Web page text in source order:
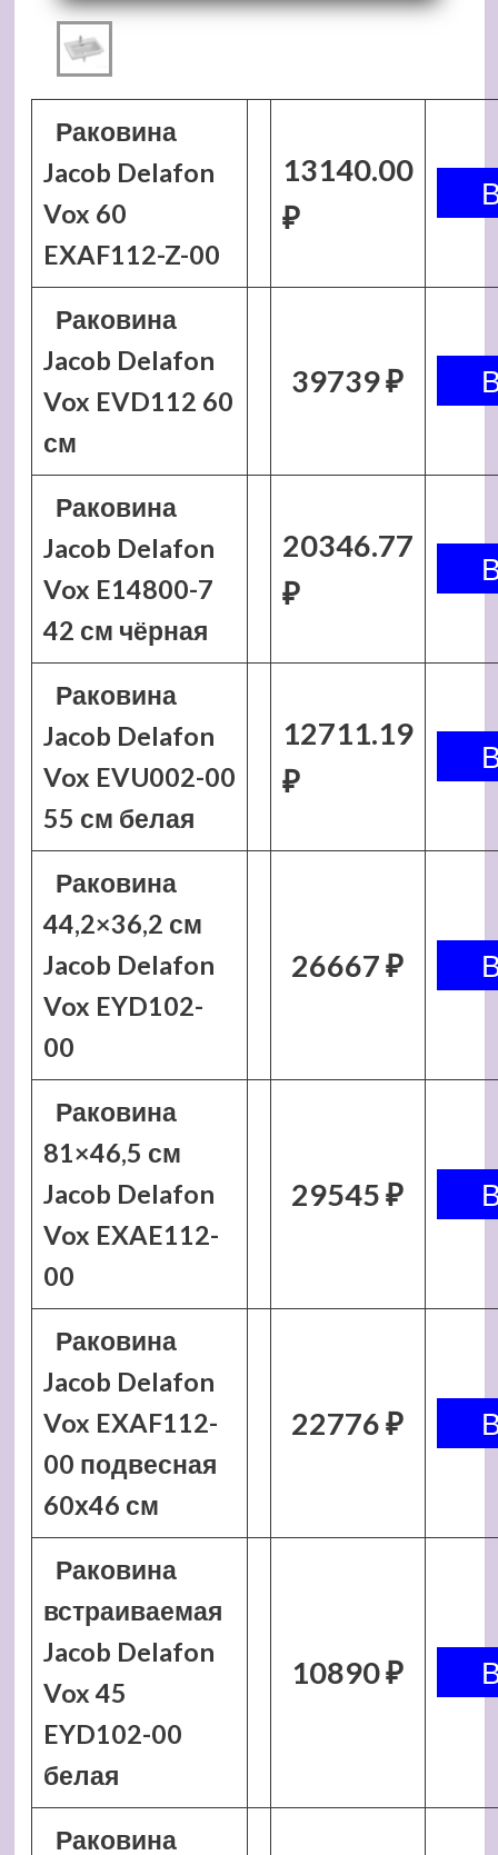
Раковина
Jacob Delafon
Vox 60
EXAF112-Z-00
13140.00
₽
Раковина
Jacob Delafon
Vox EVD112 60
см
39739 ₽
Раковина
Jacob Delafon
Vox E14800-7
42 см чёрная
20346.77
₽
Раковина
Jacob Delafon
Vox EVU002-00
55 см белая
12711.19
₽
Раковина
44,2×36,2 см
Jacob Delafon
Vox EYD102-
00
26667 ₽
Раковина
81×46,5 см
Jacob Delafon
Vox EXAE112-
00
29545 ₽
Раковина
Jacob Delafon
Vox EXAF112-
00 подвесная
60х46 см
22776 ₽
Раковина
встраиваемая
Jacob Delafon
Vox 45
EYD102-00
белая
10890 ₽
Раковина